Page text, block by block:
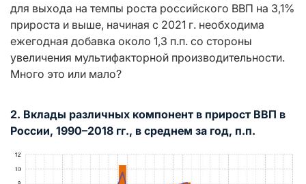
для выхода на темпы роста российского ВВП на 3,1%
прироста и выше, начиная с 2021 г. необходима
ежегодная добавка около 1,3 п.п. со стороны
увеличения мультифакторной производительности.
Много это или мало?
2. Вклады различных компонент в прирост ВВП в
России, 1990–2018 гг., в среднем за год, п.п.